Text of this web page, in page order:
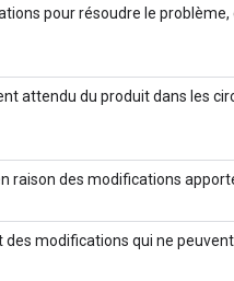
pour résoudre le
attendu du produit dans les
raison des modifications
des modifications qui ne